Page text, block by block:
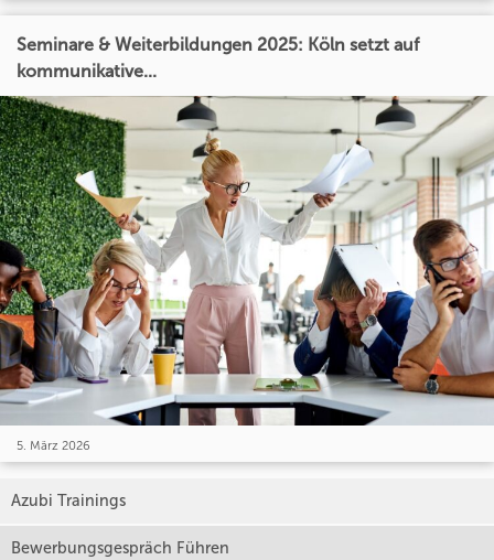
Seminare & Weiterbildungen 2025: Köln setzt auf
kommunikative...
5. März 2026
Azubi Trainings
Bewerbungsgespräch Führen